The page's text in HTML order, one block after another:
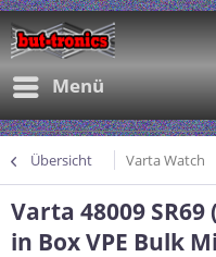
Menü
Übersicht Varta Watch
Varta 48009
in Box VPE Bulk